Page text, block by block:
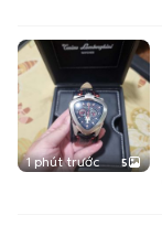
1 phút trước 5